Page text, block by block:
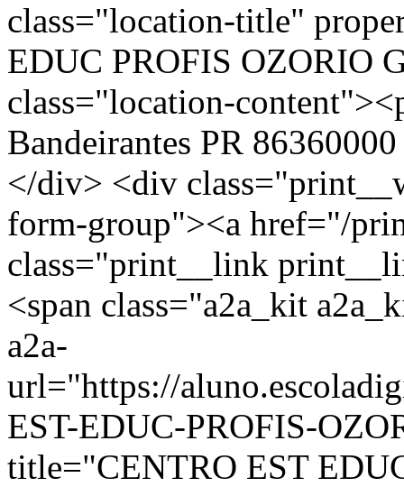
class="location-title"
EDUC PROFIS OZORIO
class="location-
Bandeirantes PR
</div> <div
form-group"><a href="/
class="print__link
<span class="a2a_kit
a2a-
url="https://
EST-EDUC-PROFIS-
title="CENTRO EST